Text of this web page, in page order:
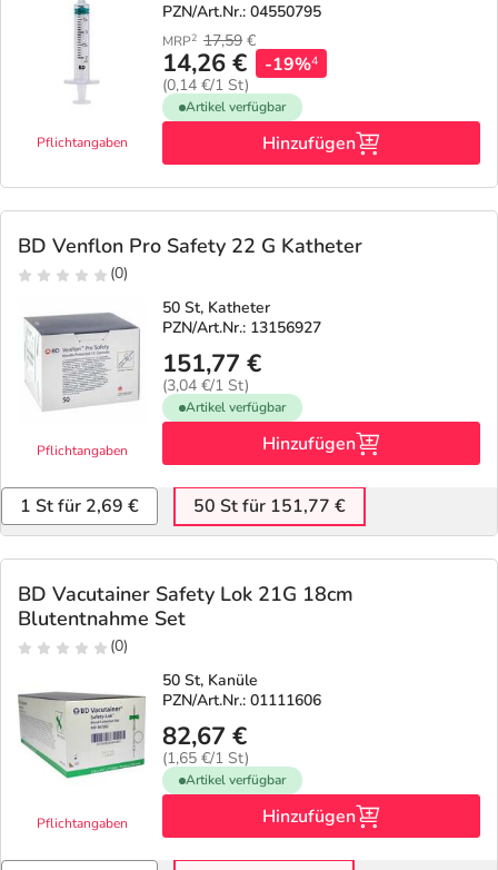
Pflichtangaben
PZN/Art.Nr.: 04550795
MRP2 17,59 €
14,26 €
(0,14 €/1 St)
-19%4
Artikel verfügbar
Hinzufügen
BD Venflon Pro Safety 22 G Katheter
(0)
Pflichtangaben
50 St, Katheter
PZN/Art.Nr.: 13156927
151,77 €
(3,04 €/1 St)
Artikel verfügbar
Hinzufügen
1 St für 2,69 € 50 St für 151,77 €
BD Vacutainer Safety Lok 21G 18cm
Blutentnahme Set
(0)
Pflichtangaben
50 St, Kanüle
PZN/Art.Nr.: 01111606
82,67 €
(1,65 €/1 St)
Artikel verfügbar
Hinzufügen